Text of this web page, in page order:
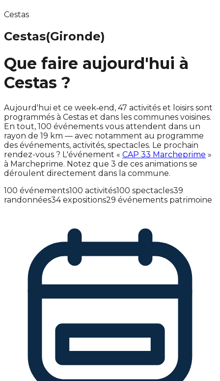
Cestas
Cestas(Gironde)
Que faire aujourd'hui à
Cestas ?
Aujourd'hui et ce week‑end, 47 activités et loisirs sont
programmés à Cestas et dans les communes voisines.
En tout, 100 événements vous attendent dans un
rayon de 19 km — avec notamment au programme
des événements, activités, spectacles. Le prochain
rendez-vous ? L'événement « CAP 33 Marcheprime »
à Marcheprime. Notez que 3 de ces animations se
déroulent directement dans la commune.
100 événements100 activités100 spectacles39
randonnées34 expositions29 événements patrimoine